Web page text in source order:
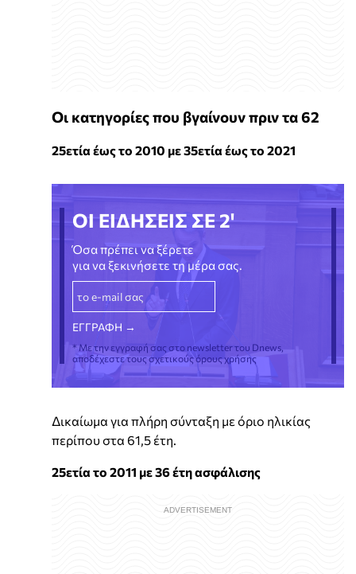
Οι κατηγορίες που βγαίνουν πριν τα 62
25ετία έως το 2010 με 35ετία έως το 2021
ΟΙ ΕΙΔΗΣΕΙΣ ΣΕ 2'
Όσα πρέπει να ξέρετε
για να ξεκινήσετε τη μέρα σας.
* Με την εγγραφή σας στο newsletter του Dnews,
αποδέχεστε τους σχετικούς όρους χρήσης
Δικαίωμα για πλήρη σύνταξη με όριο ηλικίας
περίπου στα 61,5 έτη.
25ετία το 2011 με 36 έτη ασφάλισης